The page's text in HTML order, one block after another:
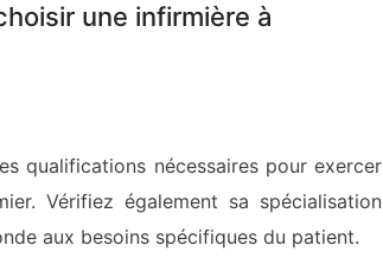
une infirmière à
qualifications nécessaires pour exercer
Vérifiez également sa spécialisation
aux besoins spécifiques du patient.